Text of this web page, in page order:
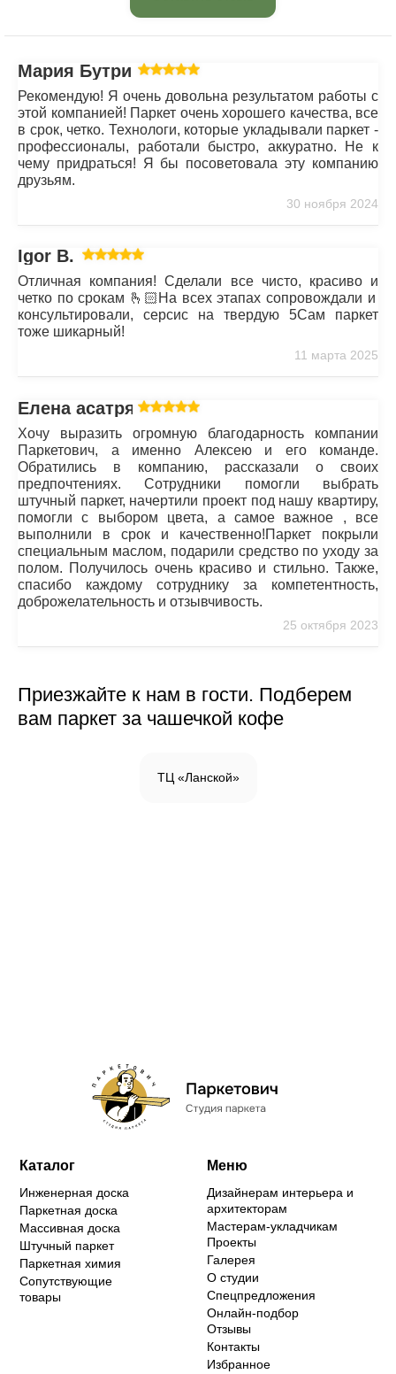
Мария Бутрим
Рекомендую! Я очень довольна результатом работы с
этой компанией! Паркет очень хорошего качества, все
в срок, четко. Технологи, которые укладывали паркет -
профессионалы, работали быстро, аккуратно. Не к
чему придраться! Я бы посоветовала эту компанию
друзьям.
30 ноября 2024
Igor B.
Отличная компания! Сделали все чисто, красиво и
четко по срокам 🫰🏻На всех этапах сопровождали и
консультировали, серсис на твердую 5Сам паркет
тоже шикарный!
11 марта 2025
Елена асатрян
Хочу выразить огромную благодарность компании
Паркетович, а именно Алексею и его команде.
Обратились в компанию, рассказали о своих
предпочтениях. Сотрудники помогли выбрать
штучный паркет, начертили проект под нашу квартиру,
помогли с выбором цвета, а самое важное , все
выполнили в срок и качественно!Паркет покрыли
специальным маслом, подарили средство по уходу за
полом. Получилось очень красиво и стильно. Также,
спасибо каждому сотруднику за компетентность,
доброжелательность и отзывчивость.
25 октября 2023
Приезжайте к нам в гости. Подберем
вам паркет за чашечкой кофе
ТЦ «Ланской»
Каталог
Инженерная доска
Паркетная доска
Массивная доска
Штучный паркет
Паркетная химия
Сопутствующие
товары
Меню
Дизайнерам интерьера и
архитекторам
Мастерам-укладчикам
Проекты
Галерея
О студии
Спецпредложения
Онлайн-подбор
Отзывы
Контакты
Избранное